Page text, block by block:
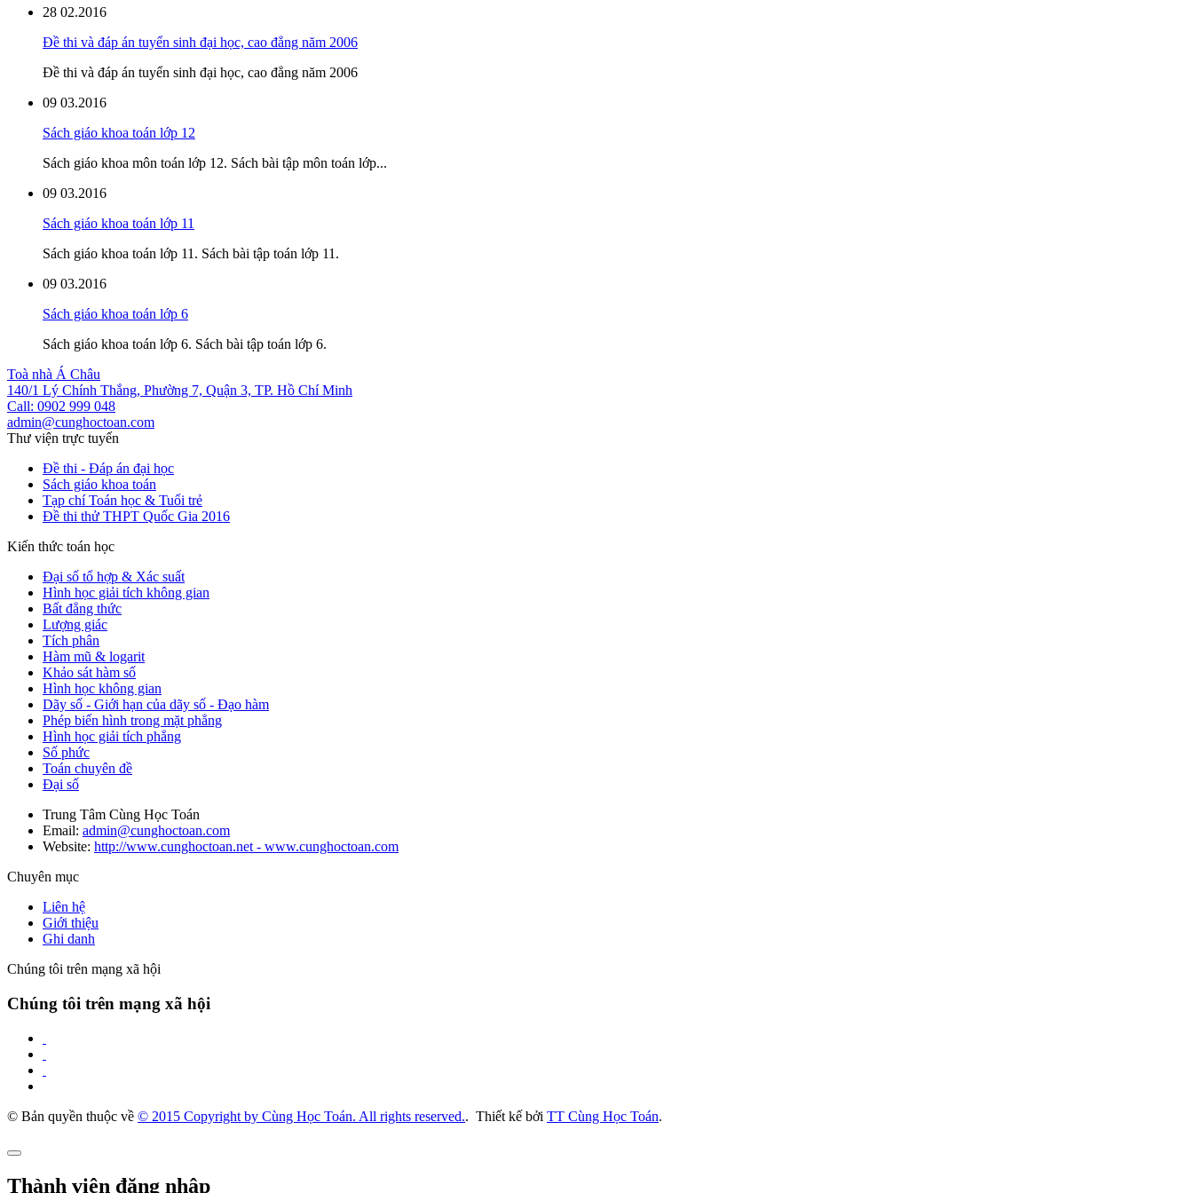
28 02.2016
Đề thi và đáp án tuyển sinh đại học, cao đẳng năm 2006
Đề thi và đáp án tuyển sinh đại học, cao đẳng năm 2006
09 03.2016
Sách giáo khoa toán lớp 12
Sách giáo khoa môn toán lớp 12. Sách bài tập môn toán lớp...
09 03.2016
Sách giáo khoa toán lớp 11
Sách giáo khoa toán lớp 11. Sách bài tập toán lớp 11.
09 03.2016
Sách giáo khoa toán lớp 6
Sách giáo khoa toán lớp 6. Sách bài tập toán lớp 6.
Toà nhà Á Châu
140/1 Lý Chính Thắng, Phường 7, Quận 3, TP. Hồ Chí Minh
Call: 0902 999 048
admin@cunghoctoan.com
Thư viện trực tuyến
Đề thi - Đáp án đại học
Sách giáo khoa toán
Tạp chí Toán học & Tuổi trẻ
Đề thi thử THPT Quốc Gia 2016
Kiến thức toán học
Đại số tổ hợp & Xác suất
Hình học giải tích không gian
Bất đẳng thức
Lượng giác
Tích phân
Hàm mũ & logarit
Khảo sát hàm số
Hình học không gian
Dãy số - Giới hạn của dãy số - Đạo hàm
Phép biến hình trong mặt phẳng
Hình học giải tích phẳng
Số phức
Toán chuyên đề
Đại số
Trung Tâm Cùng Học Toán
Email: admin@cunghoctoan.com
Website: http://www.cunghoctoan.net - www.cunghoctoan.com
Chuyên mục
Liên hệ
Giới thiệu
Ghi danh
Chúng tôi trên mạng xã hội
Chúng tôi trên mạng xã hội
© Bản quyền thuộc về © 2015 Copyright by Cùng Học Toán. All rights reserved.. Thiết kế bởi TT Cùng Học Toán.
Thành viên đăng nhập